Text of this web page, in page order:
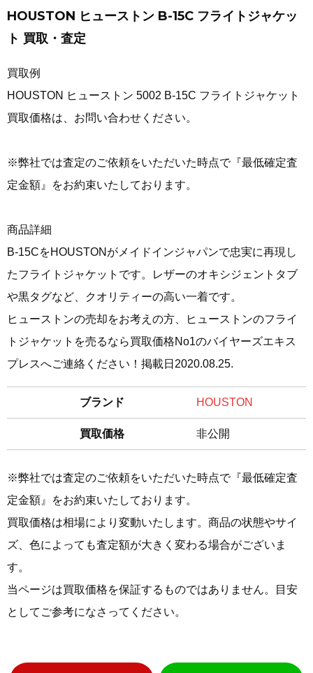
HOUSTON ヒューストン B-15C フライトジャケッ
ト 買取・査定
買取例
HOUSTON ヒューストン 5002 B-15C フライトジャケット
買取価格は、お問い合わせください。
※弊社では査定のご依頼をいただいた時点で『最低確定査
定金額』をお約束いたしております。
商品詳細
B-15CをHOUSTONがメイドインジャパンで忠実に再現し
たフライトジャケットです。レザーのオキシジェントタブ
や黒タグなど、クオリティーの高い一着です。
ヒューストンの売却をお考えの方、ヒューストンのフライ
トジャケットを売るなら買取価格No1のバイヤーズエキス
プレスへご連絡ください！掲載日2020.08.25.
ブランド HOUSTON
買取価格 非公開
※弊社では査定のご依頼をいただいた時点で『最低確定査
定金額』をお約束いたしております。
買取価格は相場により変動いたします。商品の状態やサイ
ズ、色によっても査定額が大きく変わる場合がございま
す。
当ページは買取価格を保証するものではありません。目安
としてご参考になさってください。